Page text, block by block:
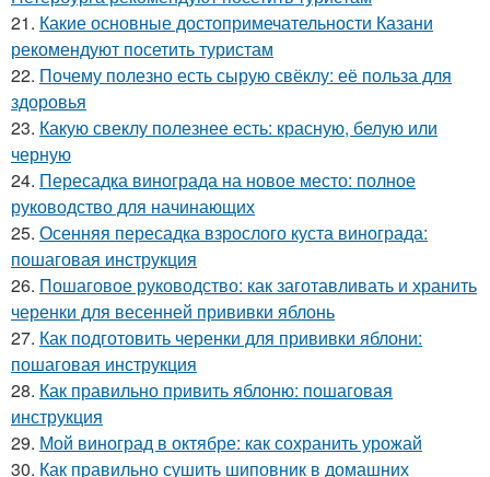
21. Какие основные достопримечательности Казани
рекомендуют посетить туристам
22. Почему полезно есть сырую свёклу: её польза для
здоровья
23. Какую свеклу полезнее есть: красную, белую или
черную
24. Пересадка винограда на новое место: полное
руководство для начинающих
25. Осенняя пересадка взрослого куста винограда:
пошаговая инструкция
26. Пошаговое руководство: как заготавливать и хранить
черенки для весенней прививки яблонь
27. Как подготовить черенки для прививки яблони:
пошаговая инструкция
28. Как правильно привить яблоню: пошаговая
инструкция
29. Мой виноград в октябре: как сохранить урожай
30. Как правильно сушить шиповник в домашних